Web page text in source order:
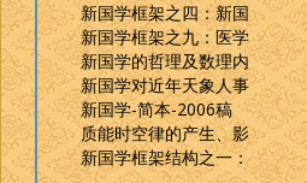
新国学框架之四：新国
新国学框架之九：医学
新国学的哲理及数理内
新国学对近年天象人事
新国学-简本-2006稿
质能时空律的产生、影
新国学框架结构之一：